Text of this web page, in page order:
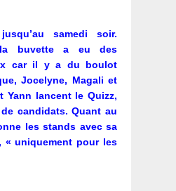
samedi soir.
la buvette a eu des
car il y a du boulot
Jocelyne, Magali et
Yann lancent le Quizz,
candidats. Quant au
les stands avec sa
« uniquement pour les